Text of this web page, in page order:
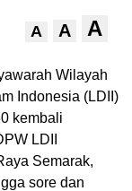
A A A
Wilayah
Indonesia (LDII)
kembali
LDII
Semarak,
sore dan